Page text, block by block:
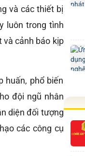
và các thiết bị
luôn trong tình
và cảnh báo kịp
huấn, phổ biến
đội ngũ nhân
diện đối tượng
các công cụ